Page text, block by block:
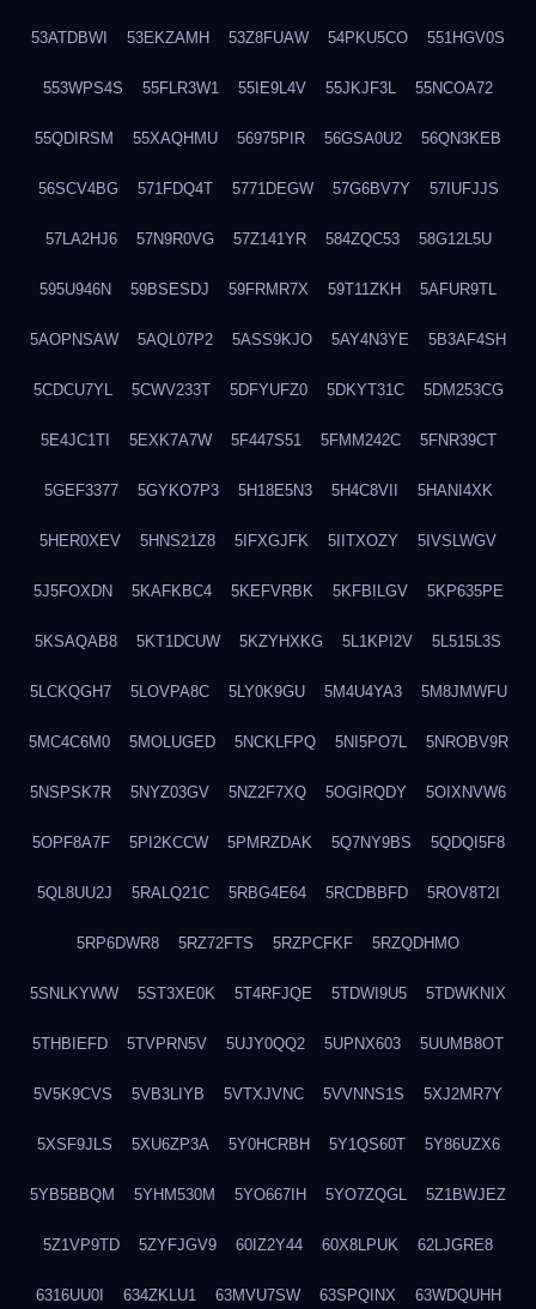
53ATDBWI 53EKZAMH 53Z8FUAW 54PKU5CO 551HGV0S
553WPS4S 55FLR3W1 55IE9L4V 55JKJF3L 55NCOA72
55QDIRSM 55XAQHMU 56975PIR 56GSA0U2 56QN3KEB
56SCV4BG 571FDQ4T 5771DEGW 57G6BV7Y 57IUFJJS
57LA2HJ6 57N9R0VG 57Z141YR 584ZQC53 58G12L5U
595U946N 59BSESDJ 59FRMR7X 59T11ZKH 5AFUR9TL
5AOPNSAW 5AQL07P2 5ASS9KJO 5AY4N3YE 5B3AF4SH
5CDCU7YL 5CWV233T 5DFYUFZ0 5DKYT31C 5DM253CG
5E4JC1TI 5EXK7A7W 5F447S51 5FMM242C 5FNR39CT
5GEF3377 5GYKO7P3 5H18E5N3 5H4C8VII 5HANI4XK
5HER0XEV 5HNS21Z8 5IFXGJFK 5IITXOZY 5IVSLWGV
5J5FOXDN 5KAFKBC4 5KEFVRBK 5KFBILGV 5KP635PE
5KSAQAB8 5KT1DCUW 5KZYHXKG 5L1KPI2V 5L515L3S
5LCKQGH7 5LOVPA8C 5LY0K9GU 5M4U4YA3 5M8JMWFU
5MC4C6M0 5MOLUGED 5NCKLFPQ 5NI5PO7L 5NROBV9R
5NSPSK7R 5NYZ03GV 5NZ2F7XQ 5OGIRQDY 5OIXNVW6
5OPF8A7F 5PI2KCCW 5PMRZDAK 5Q7NY9BS 5QDQI5F8
5QL8UU2J 5RALQ21C 5RBG4E64 5RCDBBFD 5ROV8T2I
5RP6DWR8 5RZ72FTS 5RZPCFKF 5RZQDHMO
5SNLKYWW 5ST3XE0K 5T4RFJQE 5TDWI9U5 5TDWKNIX
5THBIEFD 5TVPRN5V 5UJY0QQ2 5UPNX603 5UUMB8OT
5V5K9CVS 5VB3LIYB 5VTXJVNC 5VVNNS1S 5XJ2MR7Y
5XSF9JLS 5XU6ZP3A 5Y0HCRBH 5Y1QS60T 5Y86UZX6
5YB5BBQM 5YHM530M 5YO667IH 5YO7ZQGL 5Z1BWJEZ
5Z1VP9TD 5ZYFJGV9 60IZ2Y44 60X8LPUK 62LJGRE8
6316UU0I 634ZKLU1 63MVU7SW 63SPQINX 63WDQUHH